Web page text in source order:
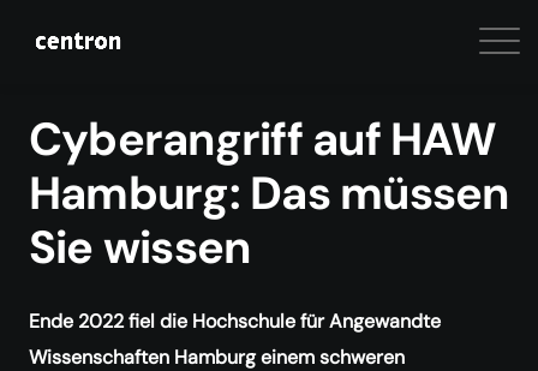
Cyberangriff auf HAW
Hamburg: Das müssen
Sie wissen
Ende 2022 fiel die Hochschule für Angewandte
Wissenschaften Hamburg einem schweren